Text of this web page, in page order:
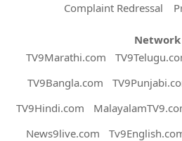
Complaint Redressal
Network
TV9Marathi.com
TV9Bangla.com
TV9Hindi.com
News9live.com